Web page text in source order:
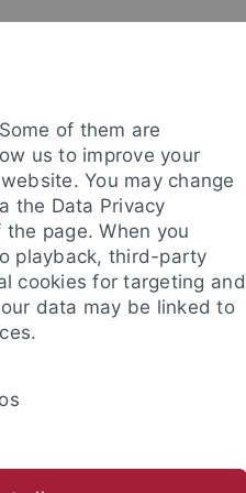
Forschung Welcome
of them are
us to improve your
You may change
the Data Privacy
page. When you
playback, third-party
cookies for targeting and
data may be linked to